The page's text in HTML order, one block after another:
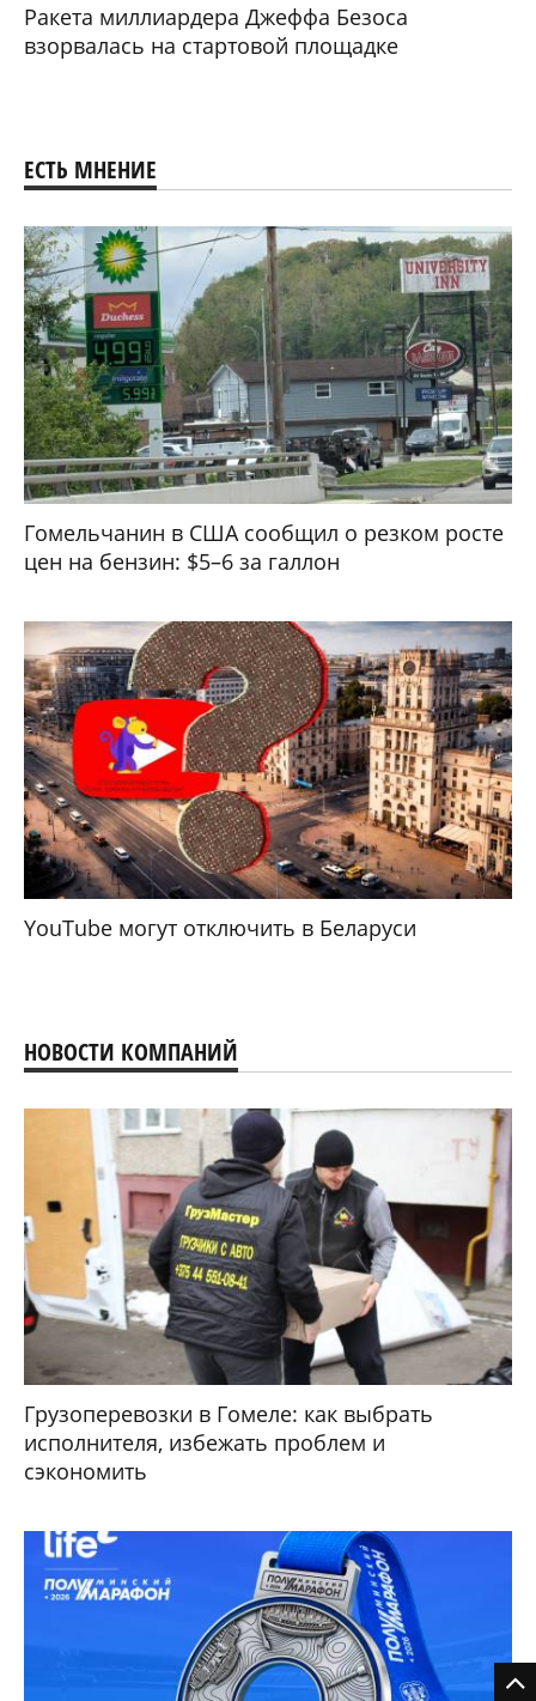
Ракета миллиардера Джеффа Безоса
взорвалась на стартовой площадке
ЕСТЬ МНЕНИЕ
Гомельчанин в США сообщил о резком росте
цен на бензин: $5–6 за галлон
YouTube могут отключить в Беларуси
НОВОСТИ КОМПАНИЙ
Грузоперевозки в Гомеле: как выбрать
исполнителя, избежать проблем и
сэкономить